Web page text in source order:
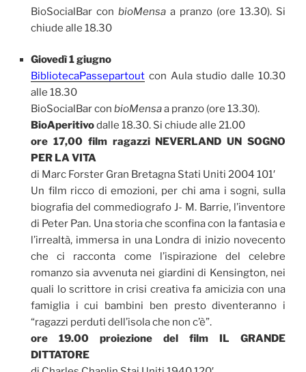
BioSocialBar con bioMensa a pranzo (ore 13.30). Si
chiude alle 18.30
Giovedì 1 giugno
BibliotecaPassepartout con Aula studio dalle 10.30
alle 18.30
BioSocialBar con bioMensaa pranzo (ore 13.30).
BioAperitivodalle 18.30. Si chiude alle 21.00
ore 17,00 film ragazzi NEVERLAND UN SOGNO
PER LA VITA
di Marc Forster Gran Bretagna Stati Uniti 2004 101′
Un film ricco di emozioni, per chi ama i sogni, sulla
biografia del commediografo J- M. Barrie, l’inventore
di Peter Pan. Una storia che sconfina con la fantasia e
l’irrealtà, immersa in una Londra di inizio novecento
che ci racconta come l’ispirazione del celebre
romanzo sia avvenuta nei giardini di Kensington, nei
quali lo scrittore in crisi creativa fa amicizia con una
famiglia i cui bambini ben presto diventeranno i
“ragazzi perduti dell’isola che non c’è”.
ore 19.00 proiezione del film IL GRANDE
DITTATORE